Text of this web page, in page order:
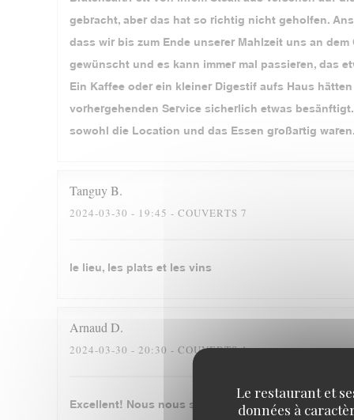
Le restaurant et
données à
gebracht, aber das hat so richtig nicht geholfen.
dass wir bis zum Ende unserer Mahlzeit uns an
gewünscht und es kann immer mal passieren, das
Ein Kaffee oder ein kleiner Digestif aufs Haus
vorhergehenden Service sicherlich etwas
sowohl die Location und das Essen großartig waren.
TanguyB
2024-03-30 - 19:45 - COUVERTS 7
le lieu, les plats et les vins
Arnaud D
2024-03-30 - 20:30 - COUVERTS 4
Excellent! Nous nous sommes régalés, merci